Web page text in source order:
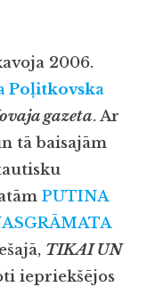
2006.
Poļitkovska
gazeta. Ar
tā baisajām
PUTINA
TIKAI UN
iepriekšējos